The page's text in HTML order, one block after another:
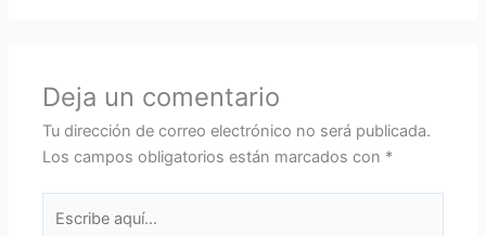
Deja un comentario
Tu dirección de correo electrónico no será publicada.
Los campos obligatorios están marcados con *